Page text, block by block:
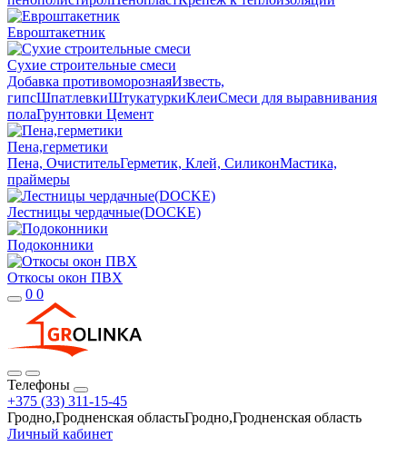
Евроштакетник
Сухие строительные смеси
Добавка противоморознаяИзвесть,
гипсШпатлевкиШтукатуркиКлеиСмеси для выравнивания
полаГрунтовки Цемент
Пена,герметики
Пена, ОчистительГерметик, Клей, СиликонМастика,
праймеры
Лестницы чердачные(DOCKE)
Подоконники
Откосы окон ПВХ
0 0
Телефоны
+375 (33) 311-15-45
Гродно,Гродненская областьГродно,Гродненская область
Личный кабинет